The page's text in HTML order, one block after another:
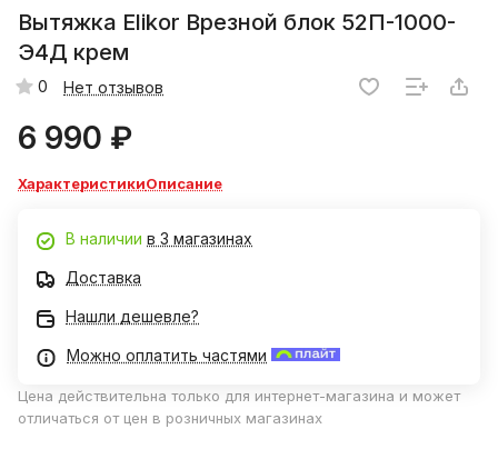
Вытяжка Elikor Врезной блок 52П-1000-
Э4Д крем
0 Нет отзывов
6 990 ₽
ХарактеристикиОписание
В наличии в 3 магазинах
Доставка
Нашли дешевле?
Можно оплатить частями
Цена действительна только для интернет-магазина и может
отличаться от цен в розничных магазинах